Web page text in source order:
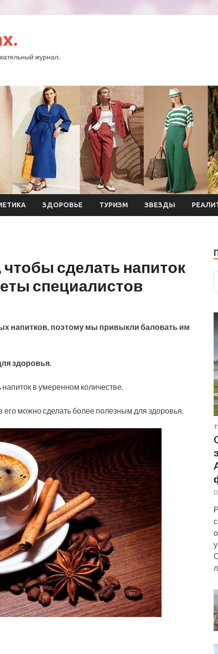
журнал.
ЗДОРОВЬЕ ТУРИЗМ ЗВЕЗДЫ
сделать напиток
специалистов
напитков, поэтому мы привыкли баловать им
здоровья.
в умеренном количестве.
можно сделать более полезным для здоровья.